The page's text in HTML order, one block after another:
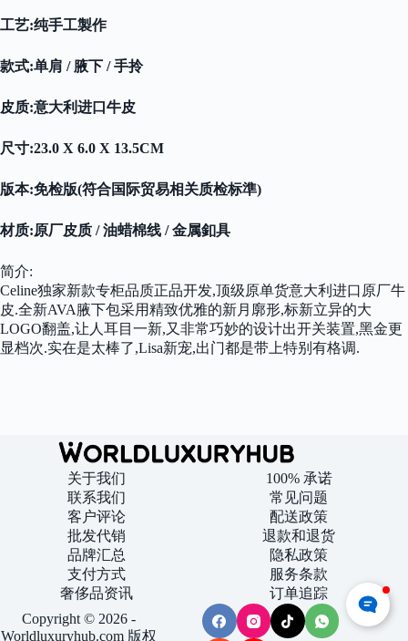
工艺:纯手工製作
款式:单肩 / 腋下 / 手拎
皮质:意大利进口牛皮
尺寸:23.0 X 6.0 X 13.5CM
版本:免检版(符合国际贸易相关质检标準)
材质:原厂皮质 / 油蜡棉线 / 金属釦具
简介:
Celine独家新款专柜品质正品开发,顶级原单货意大利进口原厂牛
皮.全新AVA腋下包采用精致优雅的新月廓形,标新立异的大
LOGO翻盖,让人耳目一新,又非常巧妙的设计出开关装置,黑金更
显档次.实在是太棒了,Lisa新宠,出门都是带上特别有格调.
关于我们
联系我们
客户评论
批发代销
品牌汇总
支付方式
奢侈品资讯
100% 承诺
常见问题
配送政策
退款和退货
隐私政策
服务条款
订单追踪
Copyright © 2026 -
Worldluxuryhub.com 版权